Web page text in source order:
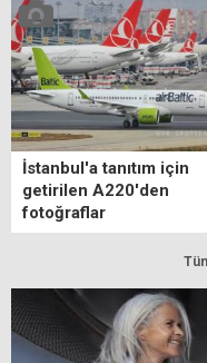
İstanbul'a tanıtım için
getirilen A220'den
fotoğraflar